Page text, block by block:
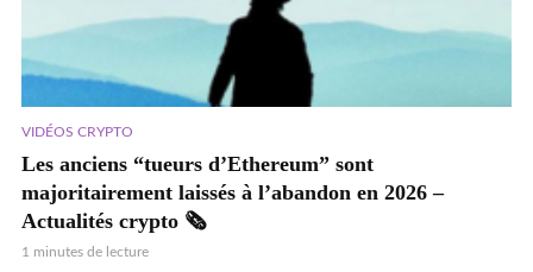
VIDÉOS CRYPTO
Les anciens “tueurs d’Ethereum” sont
majoritairement laissés à l’abandon en 2026 –
Actualités crypto 🗞️
1 minutes de lecture